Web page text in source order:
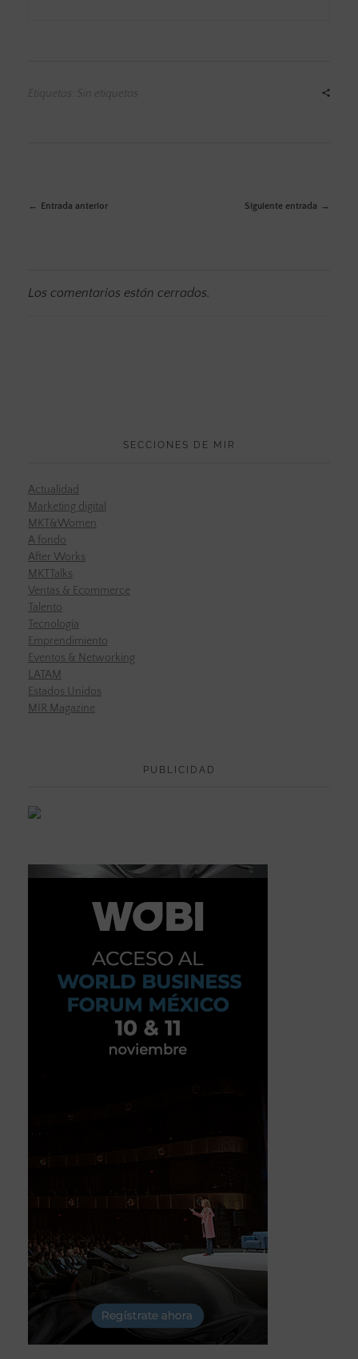
Etiquetas: Sin etiquetas
Entrada anterior Siguiente entrada
Los comentarios están cerrados.
SECCIONES DE MIR
Actualidad
Marketing digital
MKT&Women
A fondo
After Works
MKTTalks
Ventas & Ecommerce
Talento
Tecnología
Emprendimiento
Eventos & Networking
LATAM
Estados Unidos
MIR Magazine
PUBLICIDAD